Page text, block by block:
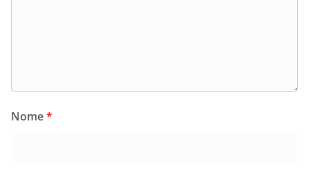
Nome*